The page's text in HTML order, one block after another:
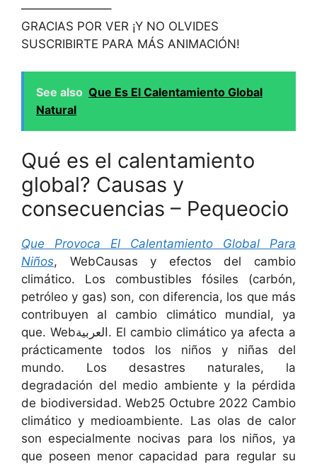
———————–
GRACIAS POR VER ¡Y NO OLVIDES
SUSCRIBIRTE PARA MÁS ANIMACIÓN!
See also Que Es El Calentamiento Global
Natural
Qué es el calentamiento
global? Causas y
consecuencias – Pequeocio
Que Provoca El Calentamiento Global Para
Niños, WebCausas y efectos del cambio
climático. Los combustibles fósiles (carbón,
petróleo y gas) son, con diferencia, los que más
contribuyen al cambio climático mundial, ya
que. Webالعربية. El cambio climático ya afecta a
prácticamente todos los niños y niñas del
mundo. Los desastres naturales, la
degradación del medio ambiente y la pérdida
de biodiversidad. Web25 Octubre 2022 Cambio
climático y medioambiente. Las olas de calor
son especialmente nocivas para los niños, ya
que poseen menor capacidad para regular su